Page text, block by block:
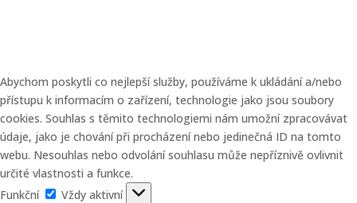
Abychom poskytli co nejlepší služby, používáme k ukládání a/nebo
přístupu k informacím o zařízení, technologie jako jsou soubory
cookies. Souhlas s těmito technologiemi nám umožní zpracovávat
údaje, jako je chování při procházení nebo jedinečná ID na tomto
webu. Nesouhlas nebo odvolání souhlasu může nepříznivě ovlivnit
určité vlastnosti a funkce.
Funkční
Funkční
Vždy aktivní